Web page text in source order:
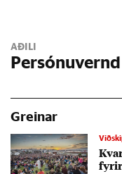
AÐILI
Persónuvernd
Greinar